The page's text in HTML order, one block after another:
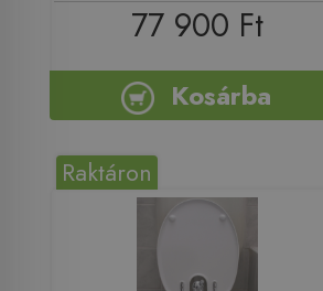
77 900 Ft
Kosárba
Raktáron